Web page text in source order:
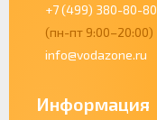
+7 (499) 380-80-80
(пн-пт 9:00–20:00)
info@vodazone.ru
Информация